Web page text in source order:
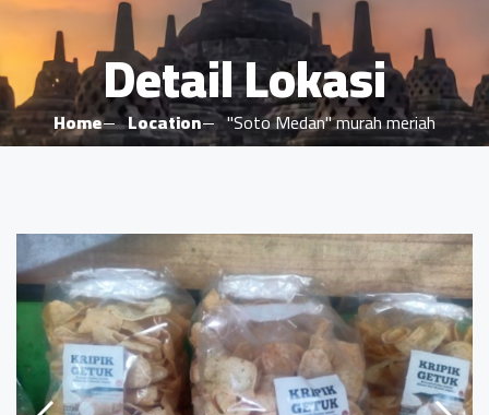
Detail Lokasi
Home Location "Soto Medan" murah meriah